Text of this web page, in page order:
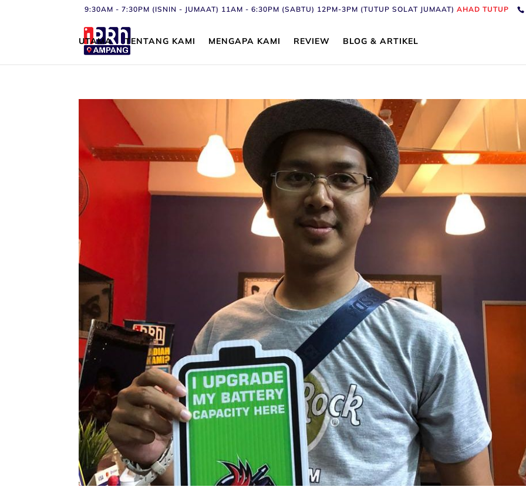
9:30AM - 7:30PM (ISNIN - JUMAAT) 11AM - 6:30PM (SABTU) 12PM-3PM (TUTUP SOLAT JUMAAT)AHAD TUTUP
UTAMA TENTANG KAMI MENGAPA KAMI REVIEW BLOG & ARTIKEL